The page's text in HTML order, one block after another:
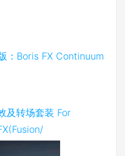
：Boris FX Continuum
及转场套装 For